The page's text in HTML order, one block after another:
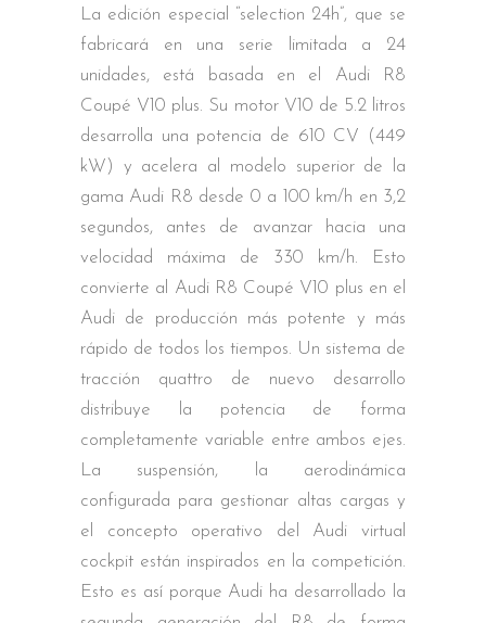
La edición especial “selection 24h”, que se
fabricará en una serie limitada a 24
unidades, está basada en el Audi R8
Coupé V10 plus. Su motor V10 de 5.2 litros
desarrolla una potencia de 610 CV (449
kW) y acelera al modelo superior de la
gama Audi R8 desde 0 a 100 km/h en 3,2
segundos, antes de avanzar hacia una
velocidad máxima de 330 km/h. Esto
convierte al Audi R8 Coupé V10 plus en el
Audi de producción más potente y más
rápido de todos los tiempos. Un sistema de
tracción quattro de nuevo desarrollo
distribuye la potencia de forma
completamente variable entre ambos ejes.
La suspensión, la aerodinámica
configurada para gestionar altas cargas y
el concepto operativo del Audi virtual
cockpit están inspirados en la competición.
Esto es así porque Audi ha desarrollado la